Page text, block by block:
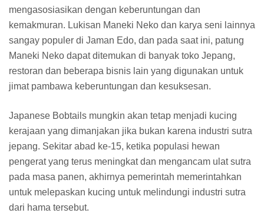
mengasosiasikan dengan keberuntungan dan
kemakmuran. Lukisan Maneki Neko dan karya seni lainnya
sangay populer di Jaman Edo, dan pada saat ini, patung
Maneki Neko dapat ditemukan di banyak toko Jepang,
restoran dan beberapa bisnis lain yang digunakan untuk
jimat pambawa keberuntungan dan kesuksesan.
Japanese Bobtails mungkin akan tetap menjadi kucing
kerajaan yang dimanjakan jika bukan karena industri sutra
jepang. Sekitar abad ke-15, ketika populasi hewan
pengerat yang terus meningkat dan mengancam ulat sutra
pada masa panen, akhirnya pemerintah memerintahkan
untuk melepaskan kucing untuk melindungi industri sutra
dari hama tersebut.